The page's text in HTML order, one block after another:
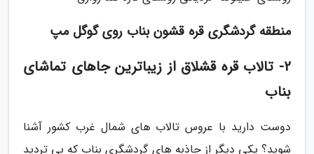
منطقه گردشگری قره قشون بناب روی گوگل مپ
2- تالاب قره قشلاق از زیباترین جاهای تماشای
بناب
دوست دارید با عروس تالاب های شمال غرب کشور آشنا
شوید؟ یکی دیگر از جاذبه های گردشگری بناب که بی تردید